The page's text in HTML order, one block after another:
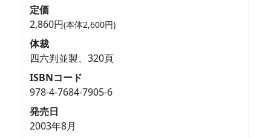
定価
2,860円(本体2,600円)
体裁
四六判並製、320頁
ISBNコード
978-4-7684-7905-6
発売日
2003年8月